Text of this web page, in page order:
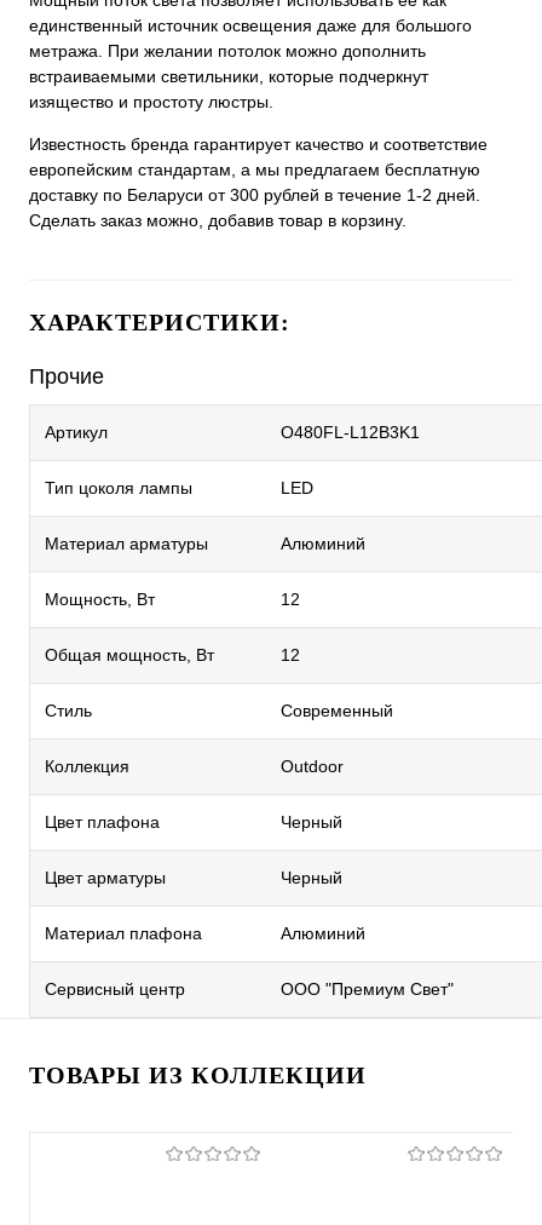
единственный источник освещения даже для большого
метража. При желании потолок можно дополнить
встраиваемыми светильники, которые подчеркнут
изящество и простоту люстры.
Известность бренда гарантирует качество и соответствие
европейским стандартам, а мы предлагаем бесплатную
доставку по Беларуси от 300 рублей в течение 1-2 дней.
Сделать заказ можно, добавив товар в корзину.
ХАРАКТЕРИСТИКИ:
Прочие
Артикул O480FL-L12B3K1
Тип цоколя лампы LED
Материал арматуры Алюминий
Мощность, Вт 12
Общая мощность, Вт 12
Стиль Современный
Коллекция Outdoor
Цвет плафона Черный
Цвет арматуры Черный
Материал плафона Алюминий
Сервисный центр ООО "Премиум Свет"
ТОВАРЫ ИЗ КОЛЛЕКЦИИ